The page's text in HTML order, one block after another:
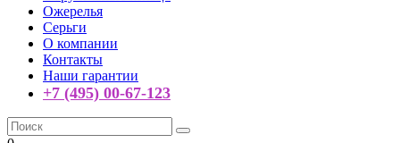
Ожерелья
Серьги
О компании
Контакты
Наши гарантии
+7 (495) 00-67-123